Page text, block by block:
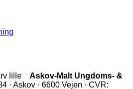
Askov-Malt Ungdoms- &
· Askov · 6600 Vejen · CVR: